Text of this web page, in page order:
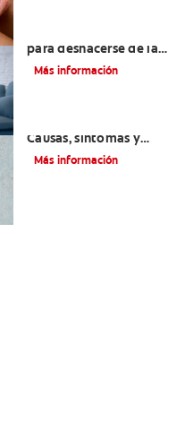
para deshacerse de las
lesiones bucales
Más información
Causas, síntomas y
tratamientos
Más información